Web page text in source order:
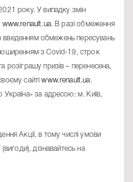
року. У випадку змін
www.renault.ua. В разі обмеження
введенням обмежень пересувань
з Covid-19, строк
розіграшу призів – перенесена,
сайтіwww.renault.ua.
Україна» за адресою: м. Київ,
Акції, в тому числі умови
дізнавайтесь на